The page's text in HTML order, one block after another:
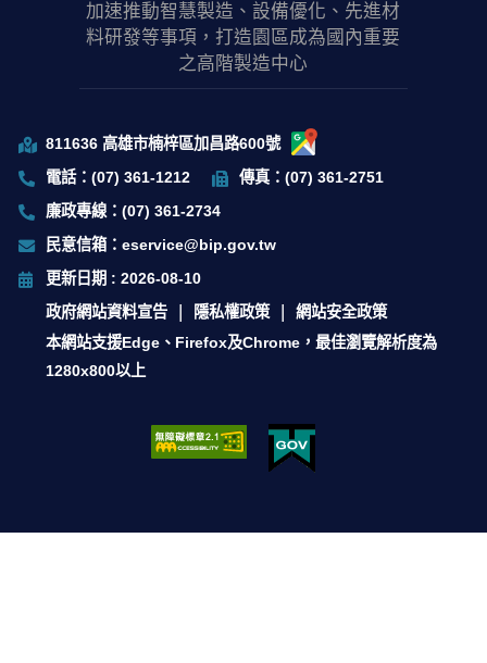
加速推動智慧製造、設備優化、先進材
料研發等事項，打造園區成為國內重要
之高階製造中心
811636 高雄市楠梓區加昌路600號
電話：(07) 361-1212
傳真：(07) 361-2751
廉政專線：(07) 361-2734
民意信箱：eservice@bip.gov.tw
更新日期 : 2026-08-10
政府網站資料宣告
隱私權政策
網站安全政策
本網站支援Edge、Firefox及Chrome，最佳瀏覽解析度為
1280x800以上